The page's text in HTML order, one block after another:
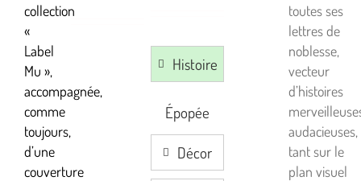
collection
«
Label
Mu »,
accompagnée,
comme
toujours,
d’une
couverture
Histoire
Épopée
Décor
toutes ses
lettres de
noblesse,
vecteur
d’histoires
audacieuses,
tant sur le
plan visuel